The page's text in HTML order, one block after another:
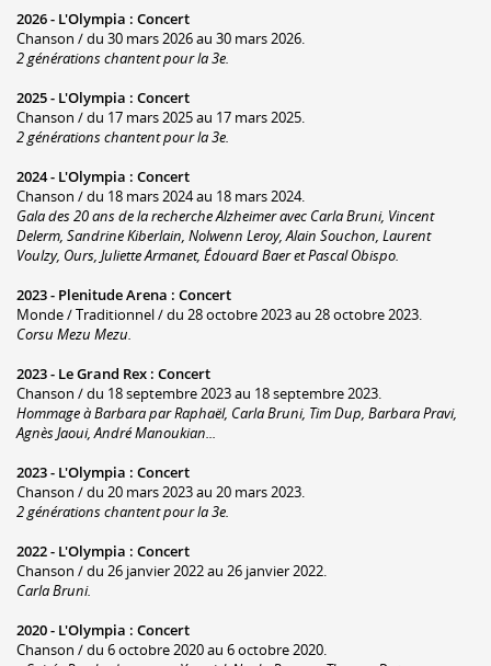
2026 - L'Olympia : Concert
Chanson / du 30 mars 2026 au 30 mars 2026.
2 générations chantent pour la 3e.
2025 - L'Olympia : Concert
Chanson / du 17 mars 2025 au 17 mars 2025.
2 générations chantent pour la 3e.
2024 - L'Olympia : Concert
Chanson / du 18 mars 2024 au 18 mars 2024.
Gala des 20 ans de la recherche Alzheimer avec Carla Bruni, Vincent
Delerm, Sandrine Kiberlain, Nolwenn Leroy, Alain Souchon, Laurent
Voulzy, Ours, Juliette Armanet, Édouard Baer et Pascal Obispo.
2023 - Plenitude Arena : Concert
Monde / Traditionnel / du 28 octobre 2023 au 28 octobre 2023.
Corsu Mezu Mezu.
2023 - Le Grand Rex : Concert
Chanson / du 18 septembre 2023 au 18 septembre 2023.
Hommage à Barbara par Raphaël, Carla Bruni, Tim Dup, Barbara Pravi,
Agnès Jaoui, André Manoukian...
2023 - L'Olympia : Concert
Chanson / du 20 mars 2023 au 20 mars 2023.
2 générations chantent pour la 3e.
2022 - L'Olympia : Concert
Chanson / du 26 janvier 2022 au 26 janvier 2022.
Carla Bruni.
2020 - L'Olympia : Concert
Chanson / du 6 octobre 2020 au 6 octobre 2020.